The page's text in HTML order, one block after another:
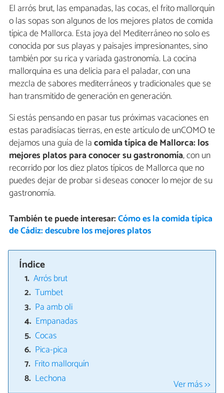
El arrós brut, las empanadas, las cocas, el frito mallorquín
o las sopas son algunos de los mejores platos de comida
típica de Mallorca. Esta joya del Mediterráneo no solo es
conocida por sus playas y paisajes impresionantes, sino
también por su rica y variada gastronomía. La cocina
mallorquina es una delicia para el paladar, con una
mezcla de sabores mediterráneos y tradicionales que se
han transmitido de generación en generación.
Si estás pensando en pasar tus próximas vacaciones en
estas paradisíacas tierras, en este artículo de unCOMO te
dejamos una guía de lacomida típica de Mallorca: los
mejores platos para conocer su gastronomía, con un
recorrido por los diez platos típicos de Mallorca que no
puedes dejar de probar si deseas conocer lo mejor de su
gastronomía.
También te puede interesar:Cómo es la comida típica
de Cádiz: descubre los mejores platos
Índice
Arrós brut
Tumbet
Pa amb oli
Empanadas
Cocas
Pica-pica
Frito mallorquín
Lechona
Ver más >>